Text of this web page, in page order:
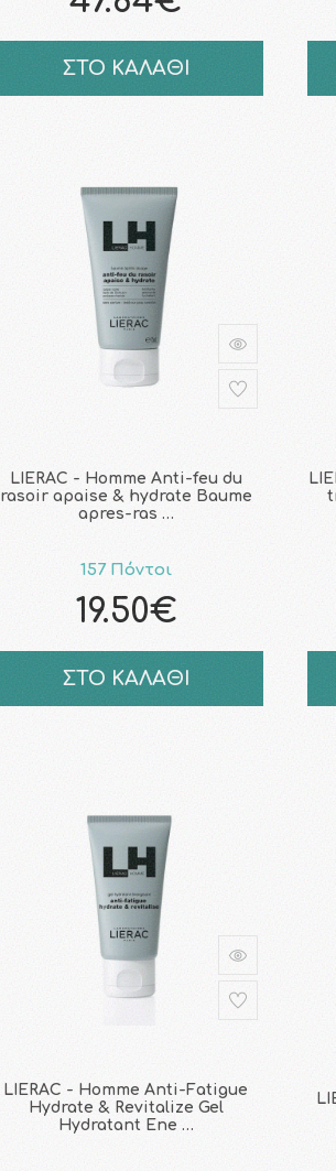
ΣΤΟ ΚΑΛΑΘΙ
LIERAC - Homme Anti-feu du
rasoir apaise & hydrate Baume
apres-ras …
157 Πόντοι
19.50€
ΣΤΟ ΚΑΛΑΘΙ
LIERAC - Homme Anti-Fatigue
Hydrate & Revitalize Gel
Hydratant Ene …